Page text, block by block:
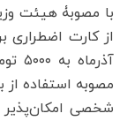
با مصوبۀ هیئت
مصوبه استفاده
شخصی